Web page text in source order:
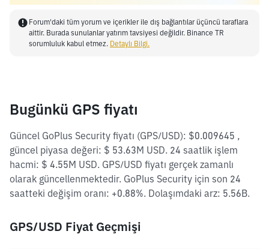
Forum'daki tüm yorum ve içerikler ile dış bağlantılar üçüncü taraflara
aittir. Burada sunulanlar yatırım tavsiyesi değildir. Binance TR
sorumluluk kabul etmez. Detaylı Bilgi.
Bugünkü GPS fiyatı
Güncel GoPlus Security fiyatı (GPS/USD): $0.009645 ,
güncel piyasa değeri: $ 53.63M USD. 24 saatlik işlem
hacmi: $ 4.55M USD. GPS/USD fiyatı gerçek zamanlı
olarak güncellenmektedir. GoPlus Security için son 24
saatteki değişim oranı: +0.88%. Dolaşımdaki arz: 5.56B.
GPS/USD Fiyat Geçmişi